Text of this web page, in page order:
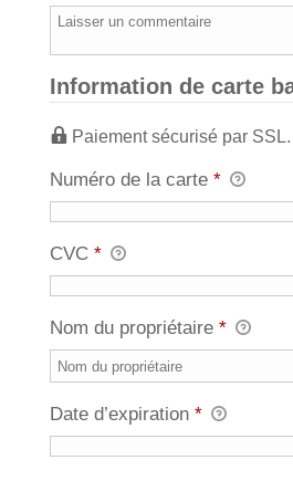
Information de carte
Paiement sécurisé par SSL.
Numéro de la carte *
CVC *
Nom du propriétaire *
Date d’expiration *